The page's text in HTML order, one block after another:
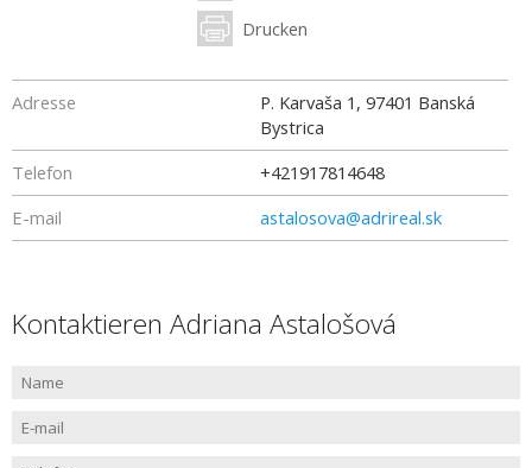
Drucken
Adresse P. Karvaša 1 , 97401 Banská
Bystrica
Telefon
+421917814648
E-mail
astalosova@adrireal.sk
Kontaktieren Adriana Astalošová